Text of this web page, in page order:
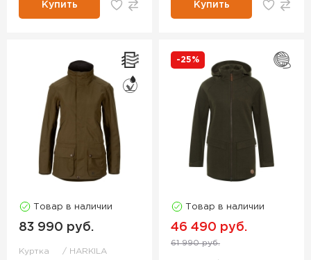
Купить Купить
Товар в наличии
83 990 руб.
Куртка HARKILA
-25%
Товар в наличии
46 490 руб.
61 990 руб.